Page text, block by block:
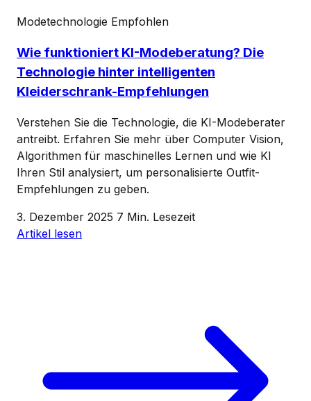
Modetechnologie Empfohlen
Wie funktioniert KI-Modeberatung? Die
Technologie hinter intelligenten
Kleiderschrank-Empfehlungen
Verstehen Sie die Technologie, die KI-Modeberater
antreibt. Erfahren Sie mehr über Computer Vision,
Algorithmen für maschinelles Lernen und wie KI
Ihren Stil analysiert, um personalisierte Outfit-
Empfehlungen zu geben.
3. Dezember 2025 7 Min. Lesezeit
Artikel lesen